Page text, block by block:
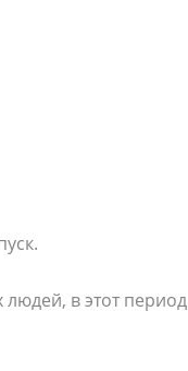
в этот период